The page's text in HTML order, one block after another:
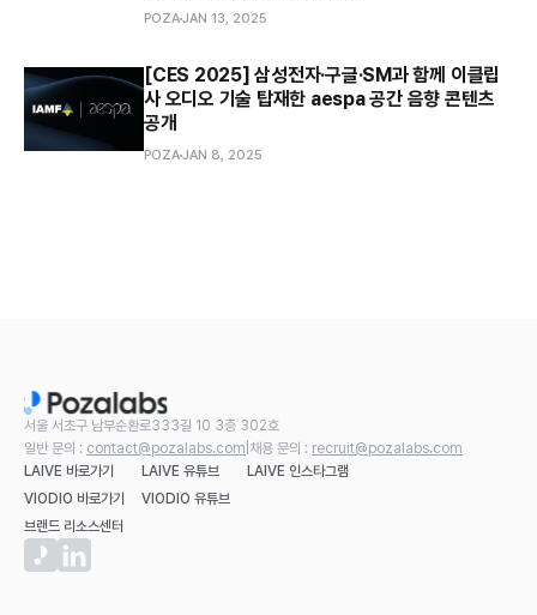
POZAJAN 13, 2025
[CES 2025] 삼성전자·구글·SM과 함께 이클립
사 오디오 기술 탑재한 aespa 공간 음향 콘텐츠
공개
POZAJAN 8, 2025
서울 서초구 남부순환로333길 10 3층 302호
일반 문의 : contact@pozalabs.com 채용 문의 : recruit@pozalabs.com
LAIVE 바로가기
LAIVE 유튜브
LAIVE 인스타그램
VIODIO 바로가기
VIODIO 유튜브
브랜드 리소스센터